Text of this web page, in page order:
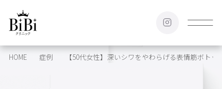
HOME 症例 【50代女性】深いシワをやわらげる表情筋ボト